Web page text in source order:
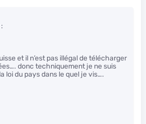
et il n’est pas illégal de télécharger
donc techniquement je ne suis
loi du pays dans le quel je vis….